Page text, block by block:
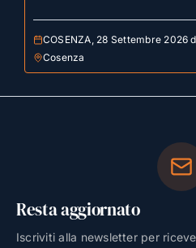
COSENZA, 28 Settembre 2026
Cosenza
Resta aggiornato
Iscriviti alla newsletter per